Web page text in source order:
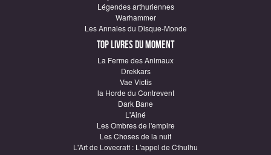
Légendes arthuriennes
Warhammer
Les Annales du Disque-Monde
Top Livres du moment
La Ferme des Animaux
Drekkars
Vae Victis
la Horde du Contrevent
Dark Bane
L'Ainé
Les Ombres de l'empire
Les Choses de la nuit
L'Art de Lovecraft : L'appel de Cthulhu